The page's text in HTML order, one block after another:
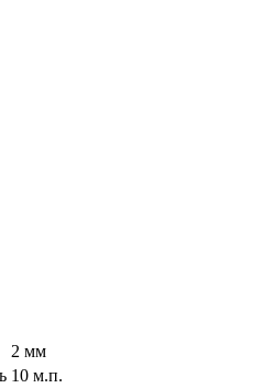
2 мм
10 м.п.